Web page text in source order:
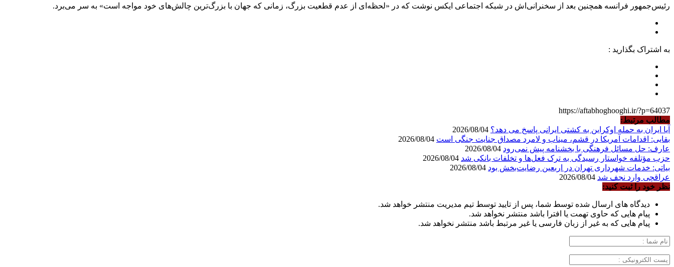
رئیس‌جمهور فرانسه همچنین بعد از سخنرانی‌اش در شبکه اجتماعی ایکس نوشت که در «لحظه‌ای از عدم قطعیت بزرگ، زمانی که جهان با بزرگ‌ترین چالش‌های خود مواجه است» به سر می‌برد.
به اشتراک بگذارید :
https://aftabhoghooghi.ir/?p=64037
مطالب مرتبط:
آیا ایران به حمله اوکراین به کشتی ایرانی پاسخ می دهد؟
بقایی: اقدامات آمریکا در قشم، میناب و لامرد مصداق جنایت جنگی است
عارف: حل مسائل فرهنگی با بخشنامه پیش نمی‌رود
حزب مؤتلفه خواستار رسیدگی به ترک فعل‌ها و تخلفات بانکی شد
بیاتی: خدمات شهرداری تهران در اربعین رضایت‌بخش بود
عراقچی وارد نجف شد
نظر خود را ثبت کنید:
دیدگاه های ارسال شده توسط شما، پس از تایید توسط تیم مدیریت منتشر خواهد شد.
پیام هایی که حاوی تهمت یا افترا باشد منتشر نخواهد شد.
پیام هایی که به غیر از زبان فارسی یا غیر مرتبط باشد منتشر نخواهد شد.